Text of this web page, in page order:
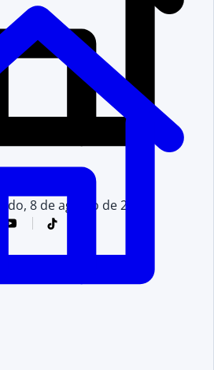
8 de agosto de 2026